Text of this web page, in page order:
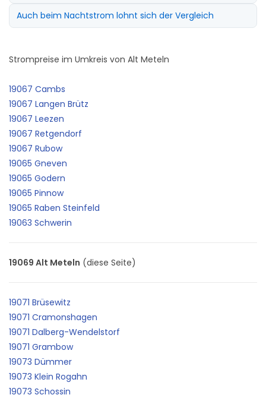
Auch beim Nachtstrom lohnt sich der Vergleich
Strompreise im Umkreis von Alt Meteln
19067 Cambs
19067 Langen Brütz
19067 Leezen
19067 Retgendorf
19067 Rubow
19065 Gneven
19065 Godern
19065 Pinnow
19065 Raben Steinfeld
19063 Schwerin
19069 Alt Meteln (diese Seite)
19071 Brüsewitz
19071 Cramonshagen
19071 Dalberg-Wendelstorf
19071 Grambow
19073 Dümmer
19073 Klein Rogahn
19073 Schossin